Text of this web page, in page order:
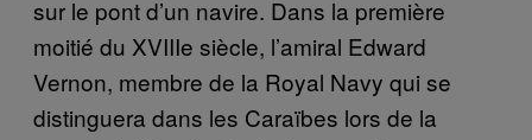
sur le pont d’un navire. Dans la première
moitié du XVIIIe siècle, l’amiral Edward
Vernon, membre de la Royal Navy qui se
distinguera dans les Caraïbes lors de la